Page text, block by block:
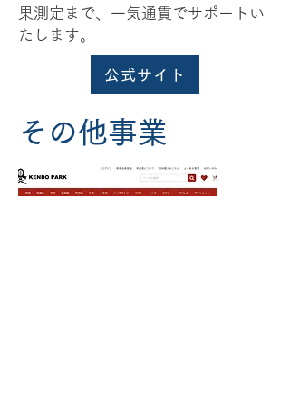
果測定まで、一気通貫でサポートい
たします。
公式サイト
その他事業